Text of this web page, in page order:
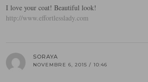
I love your coat! Beautiful look!
http://www.effortlesslady.com
SORAYA
NOVEMBRE 6, 2015 / 10:46